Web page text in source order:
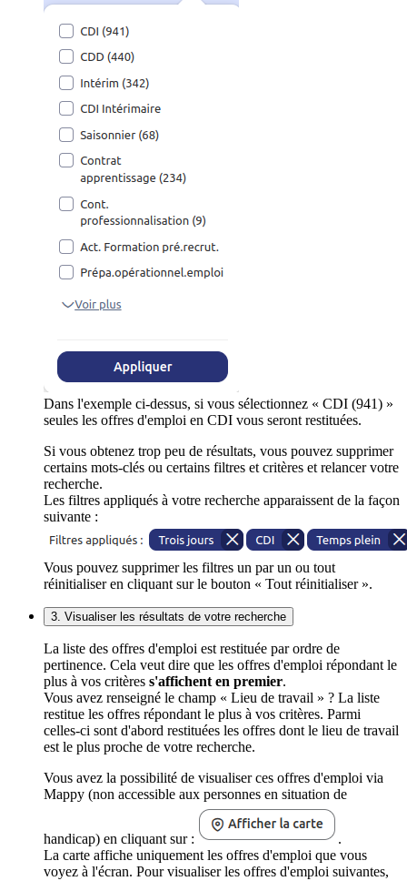
Dans l'exemple ci-dessus, si vous sélectionnez « CDI (941) »
seules les offres d'emploi en CDI vous seront restituées.
Si vous obtenez trop peu de résultats, vous pouvez supprimer
certains mots-clés ou certains filtres et critères et relancer votre
recherche.
Les filtres appliqués à votre recherche apparaissent de la façon
suivante :
Vous pouvez supprimer les filtres un par un ou tout
réinitialiser en cliquant sur le bouton « Tout réinitialiser ».
3. Visualiser les résultats de votre recherche
La liste des offres d'emploi est restituée par ordre de
pertinence. Cela veut dire que les offres d'emploi répondant le
plus à vos critères s'affichent en premier.
Vous avez renseigné le champ « Lieu de travail » ? La liste
restitue les offres répondant le plus à vos critères. Parmi
celles-ci sont d'abord restituées les offres dont le lieu de travail
est le plus proche de votre recherche.
Vous avez la possibilité de visualiser ces offres d'emploi via
Mappy (non accessible aux personnes en situation de
handicap) en cliquant sur :
.
La carte affiche uniquement les offres d'emploi que vous
voyez à l'écran. Pour visualiser les offres d'emploi suivantes,